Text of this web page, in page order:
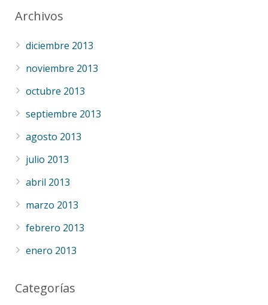
Archivos
diciembre 2013
noviembre 2013
octubre 2013
septiembre 2013
agosto 2013
julio 2013
abril 2013
marzo 2013
febrero 2013
enero 2013
Categorías